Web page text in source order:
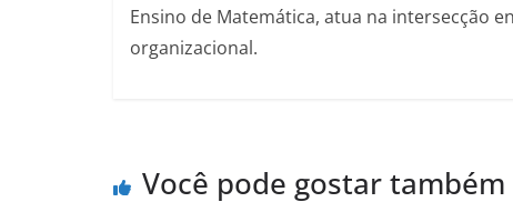
Ensino de Matemática, atua na intersecção
organizacional.
Você pode gostar também